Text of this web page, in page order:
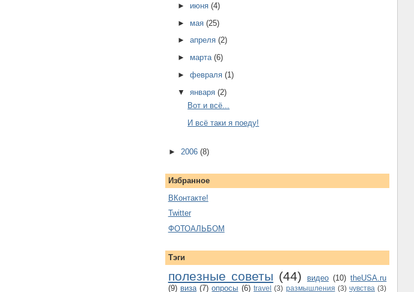
► июня(4)
► мая(25)
►апреля(2)
► марта(6)
►февраля(1)
▼января(2)
Вот и всё...
И всё таки я поеду!
► 2006 (8)
Избранное
ВКонтакте!
Twitter
ФОТОАЛЬБОМ
Тэги
полезные советы (44) видео (10) theUSA.ru
(9) виза (7) опросы (6) travel (3) размышления (3) чувства (3)